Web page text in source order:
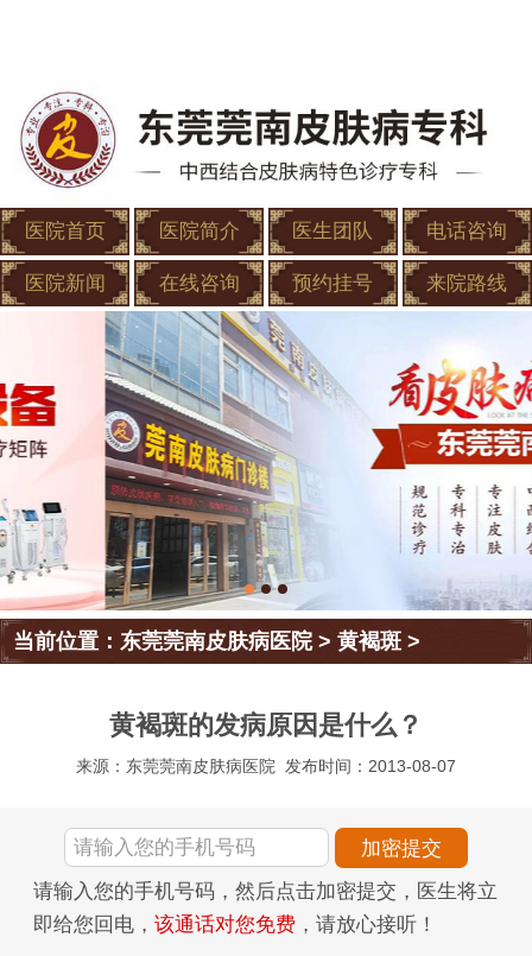
医院首页 医院简介 医生团队 电话咨询
医院新闻 在线咨询 预约挂号 来院路线
当前位置：东莞莞南皮肤病医院>黄褐斑 >
黄褐斑的发病原因是什么？
来源：东莞莞南皮肤病医院 发布时间：2013-08-07
请输入您的手机号码，然后点击加密提交，医生将立
即给您回电， 该通话对您免费 ，请放心接听！